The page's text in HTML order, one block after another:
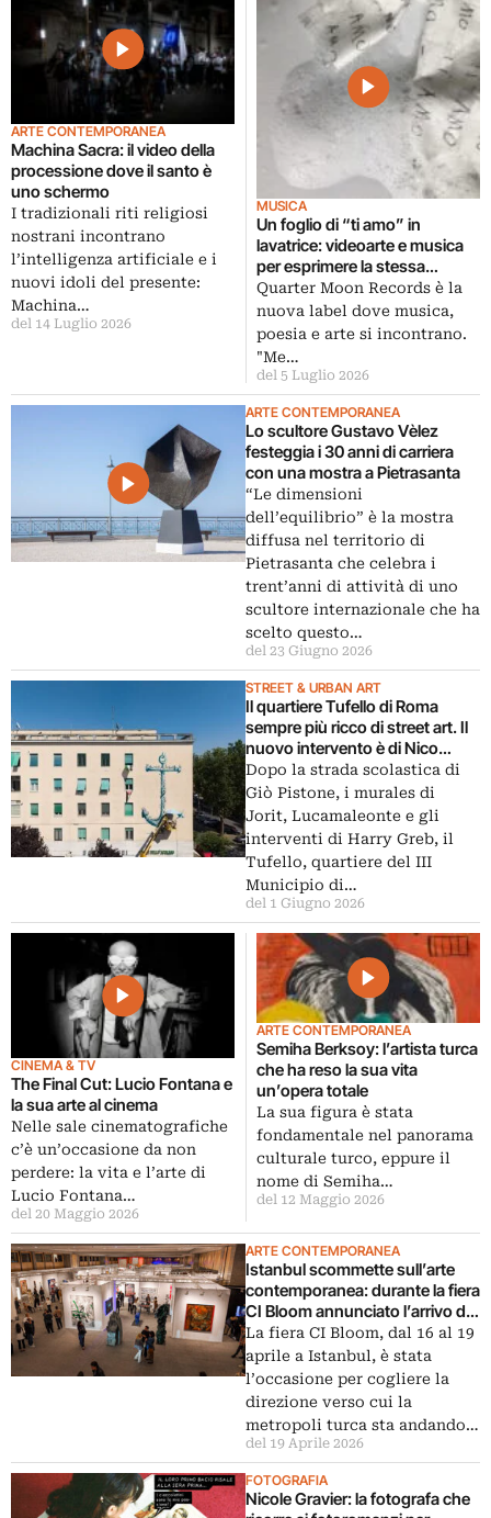
ARTE CONTEMPORANEA
Machina Sacra: il video della
processione dove il santo è
uno schermo
I tradizionali riti religiosi
nostrani incontrano
l’intelligenza artificiale e i
nuovi idoli del presente:
Machina…
del 14 Luglio 2026
MUSICA
Un foglio di “ti amo” in
lavatrice: videoarte e musica
per esprimere la stessa
emozione
Quarter Moon Records è la
nuova label dove musica,
poesia e arte si incontrano.
"Me…
del 5 Luglio 2026
ARTE CONTEMPORANEA
Lo scultore Gustavo Vèlez
festeggia i 30 anni di carriera
con una mostra a Pietrasanta
“Le dimensioni
dell’equilibrio” è la mostra
diffusa nel territorio di
Pietrasanta che celebra i
trent’anni di attività di uno
scultore internazionale che ha
scelto questo…
del 23 Giugno 2026
STREET & URBAN ART
Il quartiere Tufello di Roma
sempre più ricco di street art. Il
nuovo intervento è di Nico
Lopez Bruchi, l’intervista
Dopo la strada scolastica di
Giò Pistone, i murales di
Jorit, Lucamaleonte e gli
interventi di Harry Greb, il
Tufello, quartiere del III
Municipio di…
del 1 Giugno 2026
CINEMA & TV
The Final Cut: Lucio Fontana e
la sua arte al cinema
Nelle sale cinematografiche
c’è un’occasione da non
perdere: la vita e l’arte di
Lucio Fontana…
del 20 Maggio 2026
ARTE CONTEMPORANEA
Semiha Berksoy: l’artista turca
che ha reso la sua vita
un’opera totale
La sua figura è stata
fondamentale nel panorama
culturale turco, eppure il
nome di Semiha…
del 12 Maggio 2026
ARTE CONTEMPORANEA
Istanbul scommette sull’arte
contemporanea: durante la fiera
CI Bloom annunciato l’arrivo di
un nuovo spazio
La fiera CI Bloom, dal 16 al 19
aprile a Istanbul, è stata
l’occasione per cogliere la
direzione verso cui la
metropoli turca sta andando…
del 19 Aprile 2026
FOTOGRAFIA
Nicole Gravier: la fotografa che